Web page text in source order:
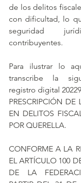
de los delitos
con dificultad, lo
seguridad
contribuyentes.
Para ilustrar lo
registro digital
PRESCRIPCIÓN
EN DELITOS
POR QUERELLA.
CONFORME A LA
EL ARTÍCULO 100
DE LA